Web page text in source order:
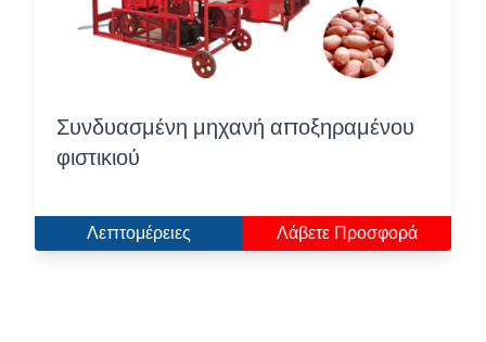
Συνδυασμένη μηχανή αποξηραμένου
φιστικιού
Λεπτομέρειες Λάβετε Προσφορά